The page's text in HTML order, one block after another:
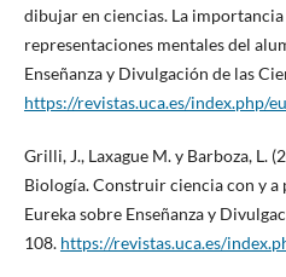
dibujar en ciencias. La
representaciones mentales del
Enseñanza y Divulgación de las
https://revistas.uca.es/index.php/
Grilli, J., Laxague M. y Barboza, L.
Biología. Construir ciencia con y a
Eureka sobre Enseñanza y
108. https://revistas.uca.es/